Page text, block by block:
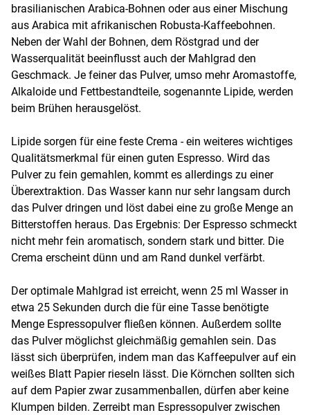
brasilianischen Arabica-Bohnen oder aus einer Mischung
aus Arabica mit afrikanischen Robusta-Kaffeebohnen.
Neben der Wahl der Bohnen, dem Röstgrad und der
Wasserqualität beeinflusst auch der Mahlgrad den
Geschmack. Je feiner das Pulver, umso mehr Aromastoffe,
Alkaloide und Fettbestandteile, sogenannte Lipide, werden
beim Brühen herausgelöst.
Lipide sorgen für eine feste Crema - ein weiteres wichtiges
Qualitätsmerkmal für einen guten Espresso. Wird das
Pulver zu fein gemahlen, kommt es allerdings zu einer
Überextraktion. Das Wasser kann nur sehr langsam durch
das Pulver dringen und löst dabei eine zu große Menge an
Bitterstoffen heraus. Das Ergebnis: Der Espresso schmeckt
nicht mehr fein aromatisch, sondern stark und bitter. Die
Crema erscheint dünn und am Rand dunkel verfärbt.
Der optimale Mahlgrad ist erreicht, wenn 25 ml Wasser in
etwa 25 Sekunden durch die für eine Tasse benötigte
Menge Espressopulver fließen können. Außerdem sollte
das Pulver möglichst gleichmäßig gemahlen sein. Das
lässt sich überprüfen, indem man das Kaffeepulver auf ein
weißes Blatt Papier rieseln lässt. Die Körnchen sollten sich
auf dem Papier zwar zusammenballen, dürfen aber keine
Klumpen bilden. Zerreibt man Espressopulver zwischen